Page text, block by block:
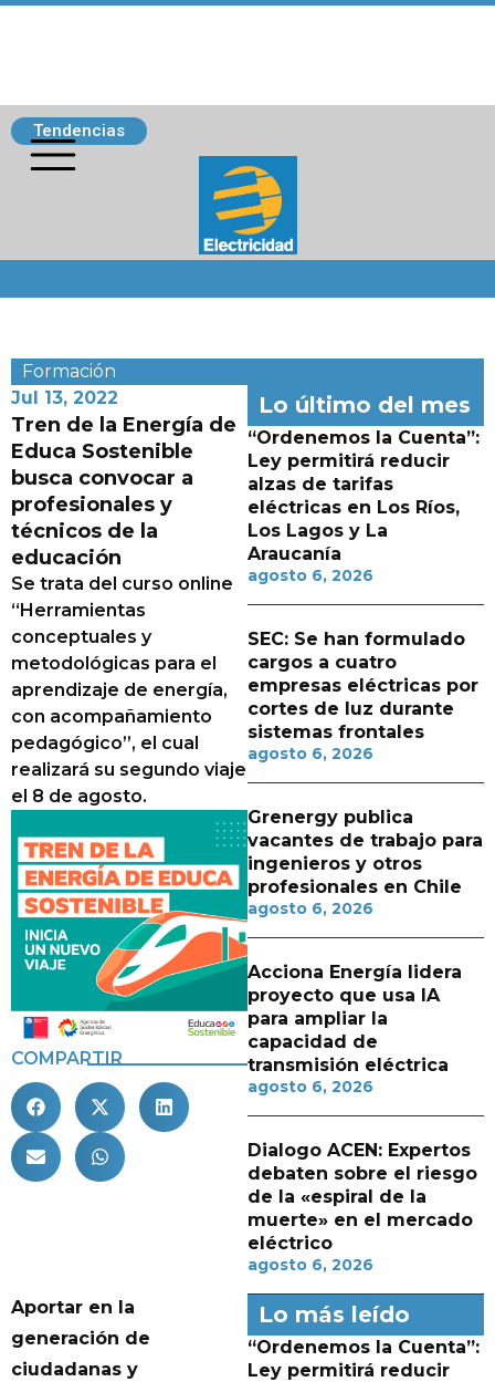
Tendencias
Formación
Jul 13, 2022
Tren de la Energía de
Educa Sostenible
busca convocar a
profesionales y
técnicos de la
educación
Se trata del curso online
“Herramientas
conceptuales y
metodológicas para el
aprendizaje de energía,
con acompañamiento
pedagógico”, el cual
realizará su segundo viaje
el 8 de agosto.
COMPARTIR
Aportar en la
generación de
ciudadanas y
Lo último del mes
“Ordenemos la Cuenta”:
Ley permitirá reducir
alzas de tarifas
eléctricas en Los Ríos,
Los Lagos y La
Araucanía
agosto 6, 2026
SEC: Se han formulado
cargos a cuatro
empresas eléctricas por
cortes de luz durante
sistemas frontales
agosto 6, 2026
Grenergy publica
vacantes de trabajo para
ingenieros y otros
profesionales en Chile
agosto 6, 2026
Acciona Energía lidera
proyecto que usa IA
para ampliar la
capacidad de
transmisión eléctrica
agosto 6, 2026
Dialogo ACEN: Expertos
debaten sobre el riesgo
de la «espiral de la
muerte» en el mercado
eléctrico
agosto 6, 2026
Lo más leído
“Ordenemos la Cuenta”:
Ley permitirá reducir